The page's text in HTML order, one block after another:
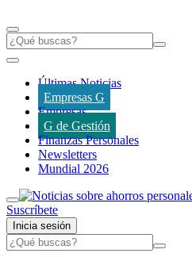
Últimas Noticias
Empresas G
Empresas
G de Gestión
Finanzas Personales
Newsletters
Mundial 2026
Suscríbete
Inicia sesión